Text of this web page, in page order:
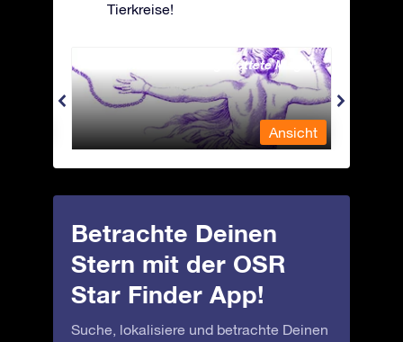
Tierkreise!
Andromeda - Die angekettete Magd
Ansicht
Betrachte Deinen
Stern mit der OSR
Star Finder App!
Suche, lokalisiere und betrachte Deinen